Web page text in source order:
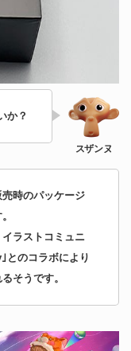
か？
売時のパッケージ
ラストコミュニ
とのコラボにより
そうです。